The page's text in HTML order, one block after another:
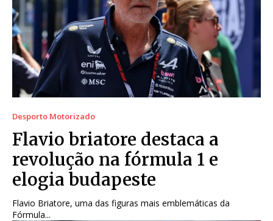
Desporto Motorizado
Flavio briatore destaca a
revolução na fórmula 1 e
elogia budapeste
Flavio Briatore, uma das figuras mais emblemáticas da
Fórmula...